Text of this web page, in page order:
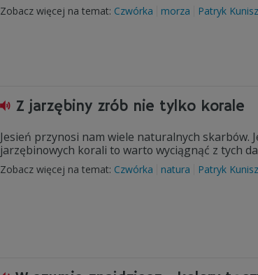
Zobacz więcej na temat: Czwórka morza Patryk
Z jarzębiny zrób nie tylko korale
Jesień przynosi nam wiele naturalnych skarbów.
jarzębinowych korali to warto wyciągnąć z tych
Zobacz więcej na temat: Czwórka natura Patryk